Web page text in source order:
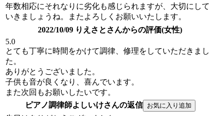
年数相応にそれなりに劣化も感じられますが、大切にして
いきましょうね。またよろしくお願いいたします。
2022/10/09 りえさとさんからの評価(女性)
5.0
とても丁寧に時間をかけて調律、修理をしていただきまし
た。
ありがとうございました。
子供も音が良くなり、喜んでいます。
また次回もお願いしたいです。
ピアノ調律師よしいけさんの返信